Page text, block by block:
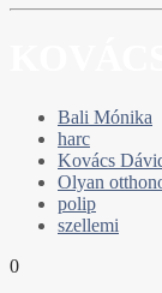
Bali Mónika
harc
Kovács
Olyan
polip
szellemi
0